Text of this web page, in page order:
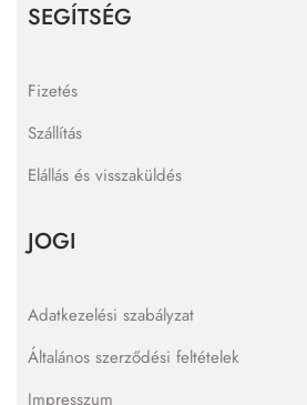
SEGÍTSÉG
Fizetés
Szállítás
Elállás és visszaküldés
JOGI
Adatkezelési szabályzat
Általános szerződési feltételek
Impresszum